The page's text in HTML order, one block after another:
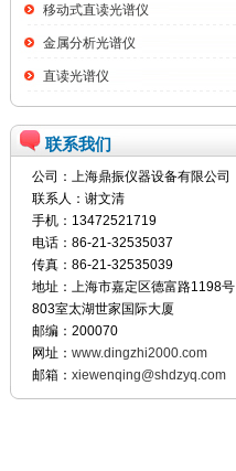
移动式直读光谱仪
金属分析光谱仪
直读光谱仪
联系我们
公司：上海鼎振仪器设备有限公司
联系人：谢文清
手机：13472521719
电话：86-21-32535037
传真：86-21-32535039
地址：上海市嘉定区德富路1198号
803室太湖世家国际大厦
邮编：200070
网址： www.dingzhi2000.com
邮箱： xiewenqing@shdzyq.com